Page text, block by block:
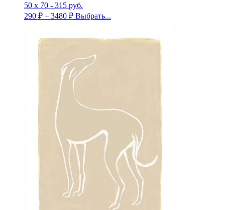
50 х 70 - 315 руб.
290 ₽ – 3480 ₽ Выбрать...